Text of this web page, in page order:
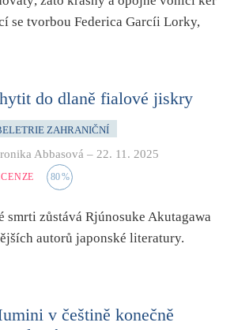
AI
se tvorbou Federica Garcíi Lorky,
do dlaně fialové jiskry
ZAHRANIČNÍ
Abbasová – 22. 11. 2025
80%
smrti zůstává Rjúnosuke Akutagawa
autorů japonské literatury.
v češtině konečně